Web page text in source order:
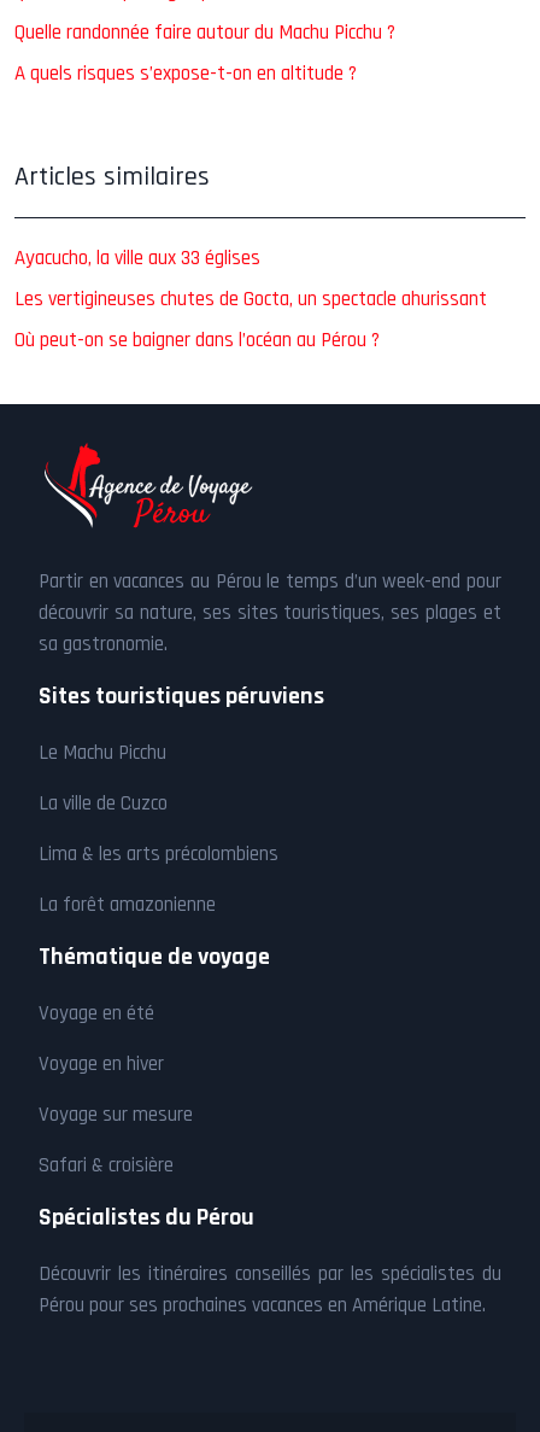
Quelle randonnée faire autour du Machu Picchu ?
A quels risques s’expose-t-on en altitude ?
Articles similaires
Ayacucho, la ville aux 33 églises
Les vertigineuses chutes de Gocta, un spectacle ahurissant
Où peut-on se baigner dans l’océan au Pérou ?
Partir en vacances au Pérou le temps d’un week-end pour
découvrir sa nature, ses sites touristiques, ses plages et
sa gastronomie.
Sites touristiques péruviens
Le Machu Picchu
La ville de Cuzco
Lima & les arts précolombiens
La forêt amazonienne
Thématique de voyage
Voyage en été
Voyage en hiver
Voyage sur mesure
Safari & croisière
Spécialistes du Pérou
Découvrir les itinéraires conseillés par les spécialistes du
Pérou pour ses prochaines vacances en Amérique Latine.